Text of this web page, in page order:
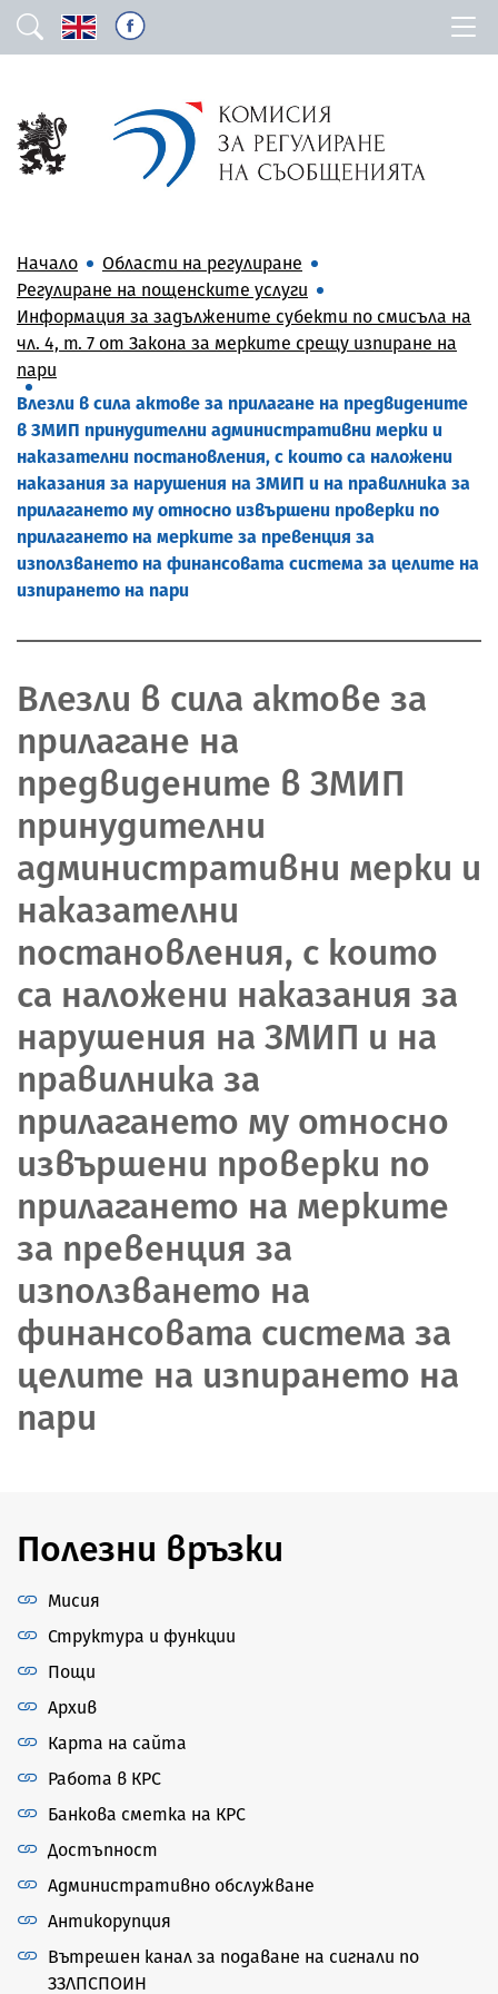
Начало
Области на регулиране
Регулиране на пощенските услуги
Информация за задължените субекти по смисъла на
чл. 4, т. 7 от Закона за мерките срещу изпиране на
пари
Влезли в сила актове за прилагане на предвидените
в ЗМИП принудителни административни мерки и
наказателни постановления, с които са наложени
наказания за нарушения на ЗМИП и на правилника за
прилагането му относно извършени проверки по
прилагането на мерките за превенция за
използването на финансовата система за целите на
изпирането на пари
Влезли в сила актове за
прилагане на
предвидените в ЗМИП
принудителни
административни мерки и
наказателни
постановления, с които
са наложени наказания за
нарушения на ЗМИП и на
правилника за
прилагането му относно
извършени проверки по
прилагането на мерките
за превенция за
използването на
финансовата система за
целите на изпирането на
пари
Полезни връзки
Мисия
Структура и функции
Пощи
Архив
Карта на сайта
Работа в КРС
Банкова сметка на КРС
Достъпност
Административно обслужване
Антикорупция
Вътрешен канал за подаване на сигнали по
ЗЗЛПСПОИН